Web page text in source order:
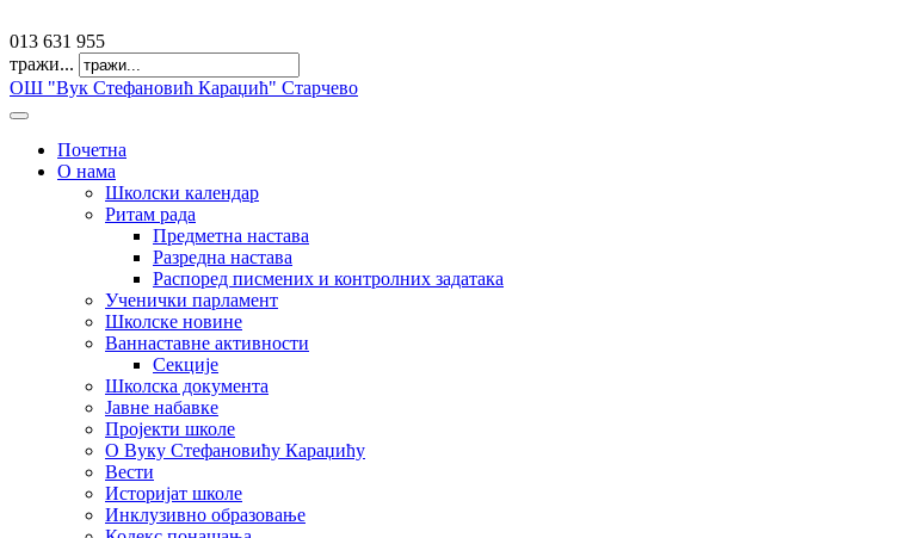
013 631 955
тражи...
ОШ "Вук Стефановић Караџић" Старчево
Почетна
О нама
Школски календар
Ритам рада
Предметна настава
Разредна настава
Распоред писмених и контролних задатака
Ученички парламент
Школске новине
Ваннаставне активности
Секције
Школска документа
Јавне набавке
Пројекти школе
О Вуку Стефановићу Караџићу
Вести
Историјат школе
Инклузивно образовање